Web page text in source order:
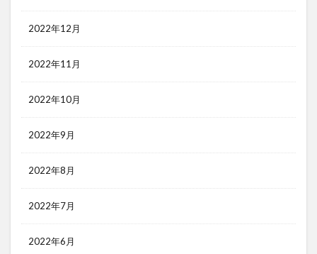
2022年12月
2022年11月
2022年10月
2022年9月
2022年8月
2022年7月
2022年6月